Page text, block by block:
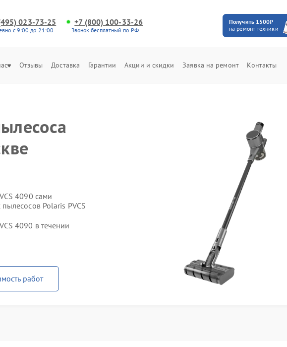
023-73-25
с 9:00 до 21:00
+7 (800) 100-33-26
Звонок бесплатный по РФ
Получить 1500₽
на ремонт техники
Отзывы Доставка Гарантии Акции и скидки Заявка на ремонт Контакты
4090 сами
Polaris PVCS
4090 в течении
работ